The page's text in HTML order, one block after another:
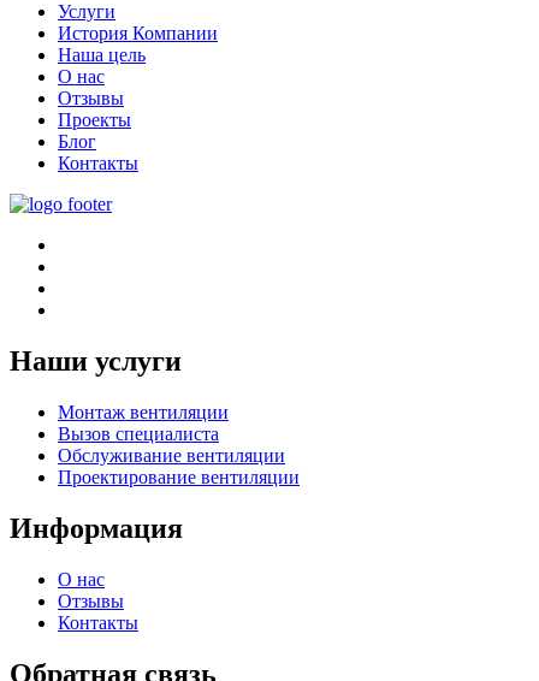
Услуги
История Компании
Наша цель
О нас
Отзывы
Проекты
Блог
Контакты
Наши услуги
Монтаж вентиляции
Вызов специалиста
Обслуживание вентиляции
Проектирование вентиляции
Информация
О нас
Отзывы
Контакты
Обратная связь